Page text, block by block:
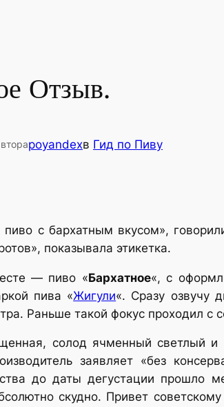
Отзыв.
poyandexв Гид по Пиву
с бархатным вкусом»,
показывала этикетка.
— пиво «Бархатное«, с
пива «Жигули«. Сразу озвучу
Раньше такой фокус проходил
солод ячменный светлый и
заявляет «без
до даты дегустации прошло
скудно. Привет